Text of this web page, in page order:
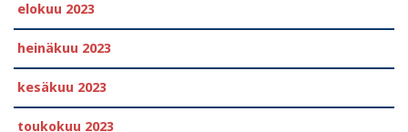
elokuu 2023
heinäkuu 2023
kesäkuu 2023
toukokuu 2023